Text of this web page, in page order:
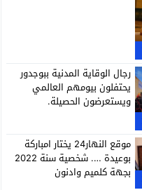
رجال الوقاية المدنية ببوجدور
يحتفلون بيومهم العالمي
ويستعرضون الحصيلة.
موقع النهار24 يختار امباركة
بوعيدة …. شخصية سنة 2022
بجهة كلميم وادنون